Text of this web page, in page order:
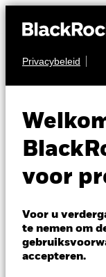
Privacybeleid
voor
Voor u
te nemen om
accepteren.
VASTGOED
Real
Fund